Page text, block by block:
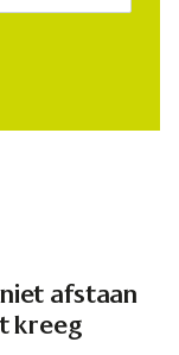
afstaan
kreeg